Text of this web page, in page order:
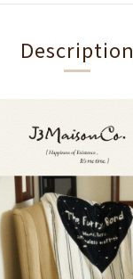
Description